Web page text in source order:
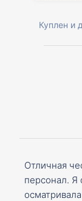
Куплен и
Отличная
персонал. Я